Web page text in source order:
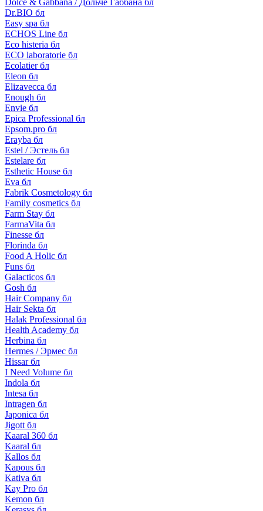
Dolce & Gabbana / Дольче Габбана бл
Dr.BIO бл
Easy spa бл
ECHOS Line бл
Eco histeria бл
ECO laboratorie бл
Ecolatier бл
Eleon бл
Elizavecca бл
Enough бл
Envie бл
Epica Professional бл
Epsom.pro бл
Erayba бл
Estel / Эстель бл
Estelare бл
Esthetic House бл
Eva бл
Fabrik Cosmetology бл
Family cosmetics бл
Farm Stay бл
FarmaVita бл
Finesse бл
Florinda бл
Food A Holic бл
Funs бл
Galacticos бл
Gosh бл
Hair Company бл
Hair Sekta бл
Halak Professional бл
Health Academy бл
Herbina бл
Hermes / Эрмес бл
Hissar бл
I Need Volume бл
Indola бл
Intesa бл
Intragen бл
Japonica бл
Jigott бл
Kaaral 360 бл
Kaaral бл
Kallos бл
Kapous бл
Kativa бл
Kay Pro бл
Kemon бл